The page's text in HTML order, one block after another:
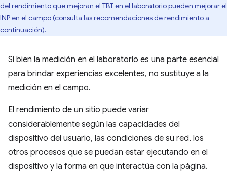
del rendimiento que mejoran el TBT en el laboratorio pueden mejorar el
INP en el campo (consulta las recomendaciones de rendimiento a
continuación).
Si bien la medición en el laboratorio es una parte esencial
para brindar experiencias excelentes, no sustituye a la
medición en el campo.
El rendimiento de un sitio puede variar
considerablemente según las capacidades del
dispositivo del usuario, las condiciones de su red, los
otros procesos que se puedan estar ejecutando en el
dispositivo y la forma en que interactúa con la página.